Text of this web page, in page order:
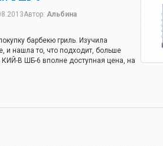
мало. Крылья те что под тенами
загрязняются и помыть их как
бы чтоб тены вместе с коробкой,
как в фритюте.
Автор: Альбина
барбекю гриль. Изучила
и нашла то, что подходит, больше
КИЙ-В ШБ-6 вполне доступная цена, на